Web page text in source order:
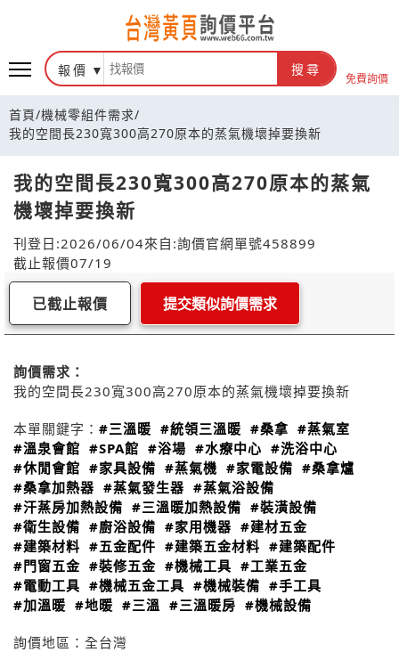
報價 搜尋
免費詢價
首頁/機械零組件需求/
我的空間長230寬300高270原本的蒸氣機壞掉要換新
我的空間長230寬300高270原本的蒸氣
機壞掉要換新
刊登日:2026/06/04來自:詢價官網單號458899
截止報價07/19
已截止報價 提交類似詢價需求
詢價需求：
我的空間長230寬300高270原本的蒸氣機壞掉要換新
本單關鍵字： #三溫暖 #統領三溫暖 #桑拿 #蒸氣室
#溫泉會館 #SPA館 #浴場 #水療中心 #洗浴中心
#休閒會館 #家具設備 #蒸氣機 #家電設備 #桑拿爐
#桑拿加熱器 #蒸氣發生器 #蒸氣浴設備
#汗蒸房加熱設備 #三溫暖加熱設備 #裝潢設備
#衛生設備 #廚浴設備 #家用機器 #建材五金
#建築材料 #五金配件 #建築五金材料 #建築配件
#門窗五金 #裝修五金 #機械工具 #工業五金
#電動工具 #機械五金工具 #機械裝備 #手工具
#加溫暖 #地暖 #三溫 #三溫暖房 #機械設備
詢價地區： 全台灣